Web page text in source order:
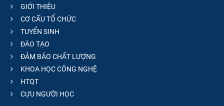
GIỚI THIỆU
CƠ CẤU TỔ CHỨC
TUYỂN SINH
ĐÀO TẠO
ĐẢM BẢO CHẤT LƯỢNG
KHOA HỌC CÔNG NGHỆ
HTQT
CỰU NGƯỜI HỌC